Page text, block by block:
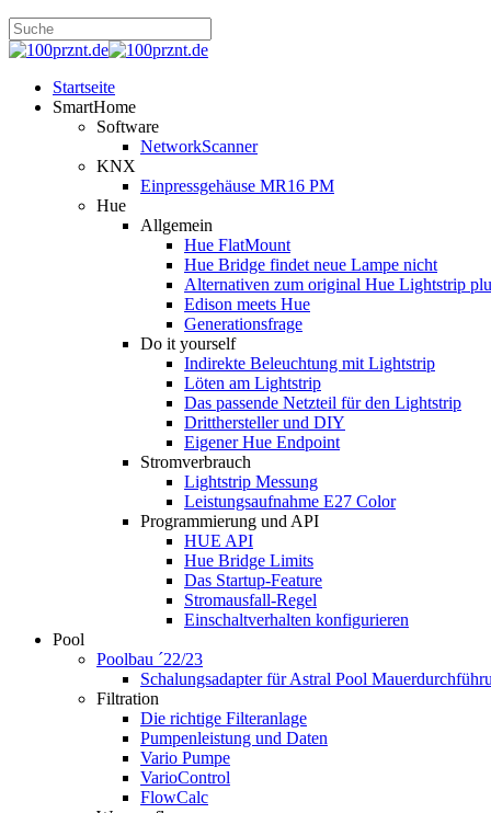
Startseite
SmartHome
Software
NetworkScanner
KNX
Einpressgehäuse MR16 PM
Hue
Allgemein
Hue FlatMount
Hue Bridge findet neue Lampe nicht
Alternativen zum original Hue Lightstrip
Edison meets Hue
Generationsfrage
Do it yourself
Indirekte Beleuchtung mit Lightstrip
Löten am Lightstrip
Das passende Netzteil für den Lightstrip
Dritthersteller und DIY
Eigener Hue Endpoint
Stromverbrauch
Lightstrip Messung
Leistungsaufnahme E27 Color
Programmierung und API
HUE API
Hue Bridge Limits
Das Startup-Feature
Stromausfall-Regel
Einschaltverhalten konfigurieren
Pool
Poolbau ´22/23
Schalungs­adapter für Astral Pool
Filtration
Die richtige Filter­anlage
Pumpenleistung und Daten
Vario Pumpe
Vario­Control
FlowCalc